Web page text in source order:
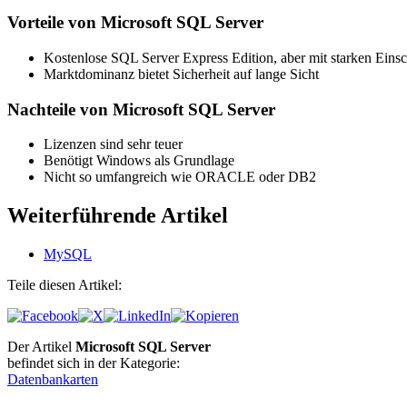
Vorteile von Microsoft SQL Server
Kostenlose SQL Server Express Edition, aber mit starken
Marktdominanz bietet Sicherheit auf lange Sicht
Nachteile von Microsoft SQL Server
Lizenzen sind sehr teuer
Benötigt Windows als Grundlage
Nicht so umfangreich wie ORACLE oder DB2
Weiterführende Artikel
MySQL
Teile diesen Artikel:
Der Artikel Microsoft SQL Server
befindet sich in der Kategorie:
Datenbankarten